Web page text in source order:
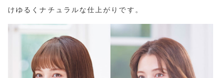
けゆるくナチュラルな仕上がりです。